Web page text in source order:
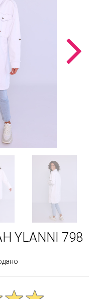
YLANNI 798